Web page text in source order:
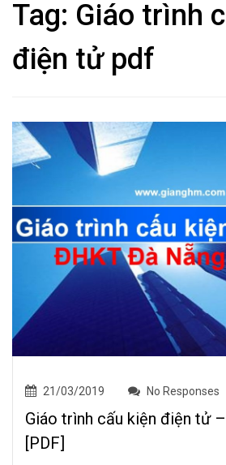
Tag: Giáo trình
điện tử pdf
21/03/2019 No Responses
Giáo trình cấu kiện điện tử
[PDF]